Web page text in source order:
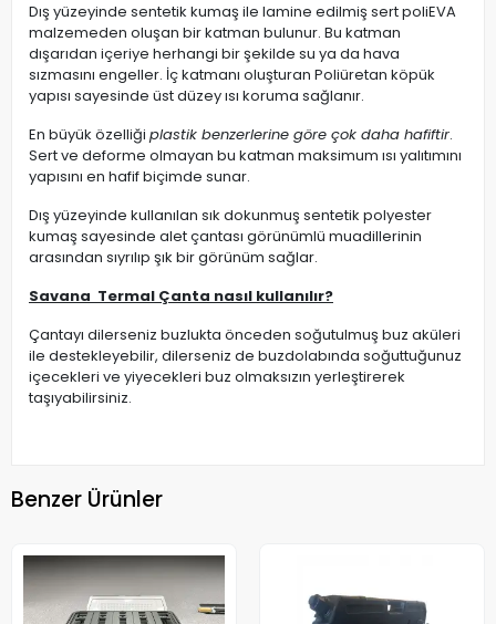
Dış yüzeyinde sentetik kumaş ile lamine edilmiş sert poliEVA
malzemeden oluşan bir katman bulunur. Bu katman
dışarıdan içeriye herhangi bir şekilde su ya da hava
sızmasını engeller. İç katmanı oluşturan Poliüretan köpük
yapısı sayesinde üst düzey ısı koruma sağlanır.
En büyük özelliği plastik benzerlerine göre çok daha hafiftir.
Sert ve deforme olmayan bu katman maksimum ısı yalıtımını
yapısını en hafif biçimde sunar.
Dış yüzeyinde kullanılan sık dokunmuş sentetik polyester
kumaş sayesinde alet çantası görünümlü muadillerinin
arasından sıyrılıp şık bir görünüm sağlar.
Savana Termal Çanta nasıl kullanılır?
Çantayı dilerseniz buzlukta önceden soğutulmuş buz aküleri
ile destekleyebilir, dilerseniz de buzdolabında soğuttuğunuz
içecekleri ve yiyecekleri buz olmaksızın yerleştirerek
taşıyabilirsiniz.
Benzer Ürünler